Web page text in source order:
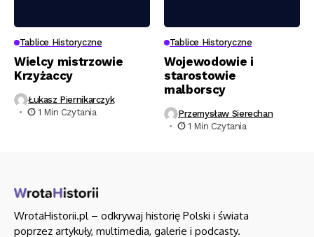
Tablice Historyczne
Wielcy mistrzowie
Krzyżaccy
Łukasz Piernikarczyk
1 Min Czytania
Tablice Historyczne
Wojewodowie i
starostowie
malborscy
Przemysław Sierechan
1 Min Czytania
WrotaHistorii.pl – odkrywaj historię Polski i świata
poprzez artykuły, multimedia, galerie i podcasty.